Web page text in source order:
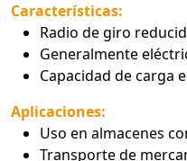
Características:
Radio de giro
Generalmente
Capacidad de carga
Aplicaciones:
Uso en almacenes
Transporte de